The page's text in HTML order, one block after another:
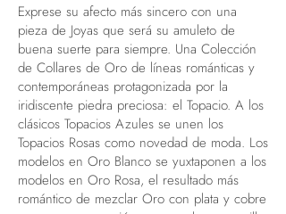
Exprese su afecto más sincero con una
pieza de Joyas que será su amuleto de
buena suerte para siempre. Una Colección
de Collares de Oro de líneas románticas y
contemporáneas protagonizada por la
iridiscente piedra preciosa: el Topacio. A los
clásicos Topacios Azules se unen los
Topacios Rosas como novedad de moda. Los
modelos en Oro Blanco se yuxtaponen a los
modelos en Oro Rosa, el resultado más
romántico de mezclar Oro con plata y cobre